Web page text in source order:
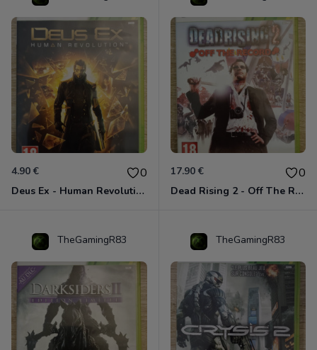
4.90 € 0
Deus Ex - Human Revolution Xbox 360
17.90 € 0
Dead Rising 2 - Off The Record Xbox 360
TheGamingR83 TheGamingR83